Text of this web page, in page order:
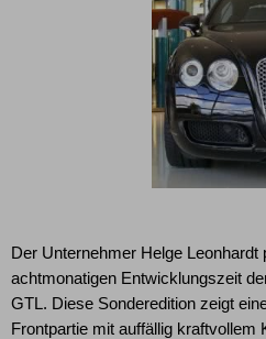
Der Unternehmer Helge Leonhardt
achtmonatigen Entwicklungszeit
GTL. Diese Sonderedition zeigt
Frontpartie mit auffällig kraftvollem